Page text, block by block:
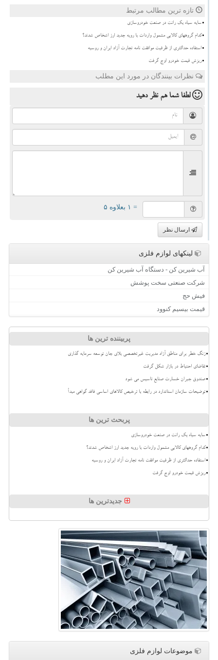
تازه ترین مطالب مرتبط
سایه سیاه یک رانت در صنعت خودروسازی
کدام گروههای کالایی مشمول واردات با رویه جدید ارز اشخاص شدند؟
استفاده حداکثری از ظرفیت موافقت نامه تجارت آزاد ایران و روسیه
ریزش قیمت خودرو اوج گرفت
نظرات بینندگان در مورد این مطلب
لطفا شما همنظر دهید
= ۱ بعلاوه ۵
ارسال نظر
لینکهای لوازم فلزی
آب شیرین کن - دستگاه آب شیرین کن
شرکت صنعتی سخت پوشش
فیش حج
قیمت بیسیم کنوود
پربیننده ترین ها
زنگ خطر برای مناطق آزاد مدیریت غیرتخصصی بلای جان توسعه سرمایه گذاری
تقاضای احتیاط در بازار شکل گرفت
صندوق جبران خسارت صنایع تاسیس می شود
توضیحات سازمان استاندارد در رابطه با ترخیص کالاهای اساسی فاقد گواهی مبدأ
پربحث ترین ها
سایه سیاه یک رانت در صنعت خودروسازی
کدام گروههای کالایی مشمول واردات با رویه جدید ارز اشخاص شدند؟
استفاده حداکثری از ظرفیت موافقت نامه تجارت آزاد ایران و روسیه
ریزش قیمت خودرو اوج گرفت
جدیدترین ها
موضوعات لوازم فلزی